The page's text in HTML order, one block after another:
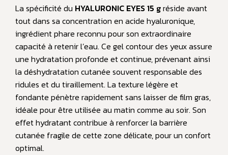
La spécificité du HYALURONIC EYES 15 gréside avant
tout dans sa concentration en acide hyaluronique,
ingrédient phare reconnu pour son extraordinaire
capacité à retenir l’eau. Ce gel contour des yeux assure
une hydratation profonde et continue, prévenant ainsi
la déshydratation cutanée souvent responsable des
ridules et du tiraillement. La texture légère et
fondante pénètre rapidement sans laisser de film gras,
idéale pour être utilisée au matin comme au soir. Son
effet hydratant contribue à renforcer la barrière
cutanée fragile de cette zone délicate, pour un confort
optimal.